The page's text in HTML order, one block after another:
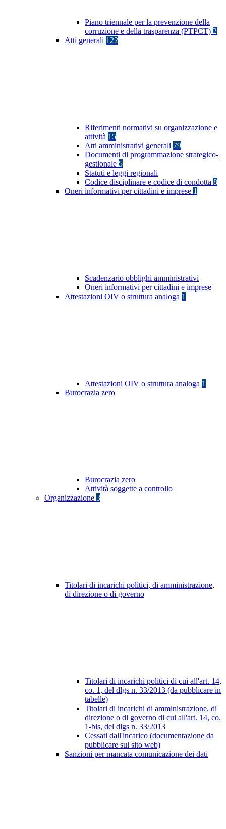
Piano triennale per la prevenzione della
corruzione e della trasparenza (PTPCT) 2
Atti generali 122
Riferimenti normativi su organizzazione e
attività 15
Atti amministrativi generali 79
Documenti di programmazione strategico-
gestionale 5
Statuti e leggi regionali
Codice disciplinare e codice di condotta 8
Oneri informativi per cittadini e imprese 1
Scadenzario obblighi amministrativi
Oneri informativi per cittadini e imprese
Attestazioni OIV o struttura analoga 1
Attestazioni OIV o struttura analoga 1
Burocrazia zero
Burocrazia zero
Attività soggette a controllo
Organizzazione 3
Titolari di incarichi politici, di amministrazione,
di direzione o di governo
Titolari di incarichi politici di cui all'art. 14,
co. 1, del dlgs n. 33/2013 (da pubblicare in
tabelle)
Titolari di incarichi di amministrazione, di
direzione o di governo di cui all'art. 14, co.
1-bis, del dlgs n. 33/2013
Cessati dall'incarico (documentazione da
pubblicare sul sito web)
Sanzioni per mancata comunicazione dei dati